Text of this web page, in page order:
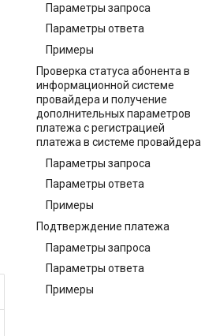
Параметры запроса
Параметры ответа
Примеры
Проверка статуса абонента в
информационной системе
провайдера и получение
дополнительных параметров
платежа с регистрацией
платежа в системе провайдера
Параметры запроса
Параметры ответа
Примеры
Подтверждение платежа
Параметры запроса
Параметры ответа
Примеры